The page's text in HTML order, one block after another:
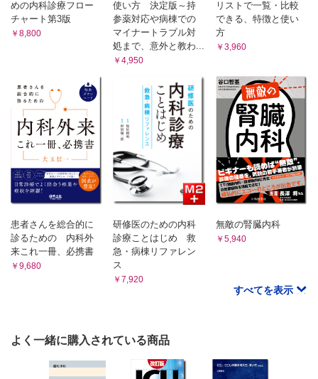
リン酸エステルNa
デキサメタゾンリン酸エステルNa／ベタメタゾンリン酸エ
part5 ステロイド処方の「型」
型1-1 「コンベンショナル・パルス」
型1-2 「最強パルス」
型1-2改 「変法パルス」
型1-3 「忖度パルス」
CASE2 ひとまず単回点滴投与したい！
型2-1
型2-2
CASE3 外来でプレドニンⓇ！
型3-1改 「外来プレドニンⓇ やってみようコース」
型3-2 「外来プレドニンⓇ 2週間コース」
型4-1
CASE5 さぁ、免役抑制かけます！
めの内科診療フロー
チャート第3版
￥8,800
使い方 決定版～持
参薬対応や病棟での
マイナートラブル対
処まで、意外と教わ...
￥4,950
リストで一覧・比較
できる、特徴と使い
方
￥3,960
患者さんを総合的に
診るための 内科外
来これ一冊、必携書
￥9,680
研修医のための内科
診療ことはじめ 救
急・病棟リファレン
ス
￥7,920
無敵の腎臓内科
￥5,940
すべてを表示
よく一緒に購入されている商品